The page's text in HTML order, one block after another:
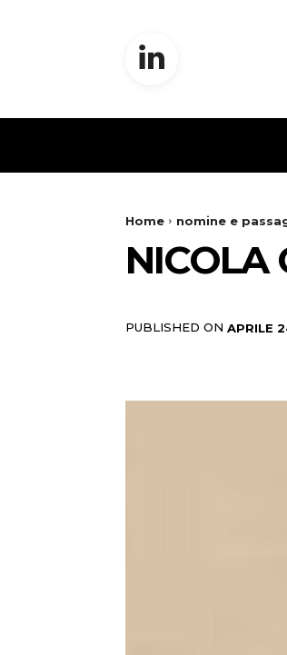
Home nomine e
NICOLA
PUBLISHED ON APRILE